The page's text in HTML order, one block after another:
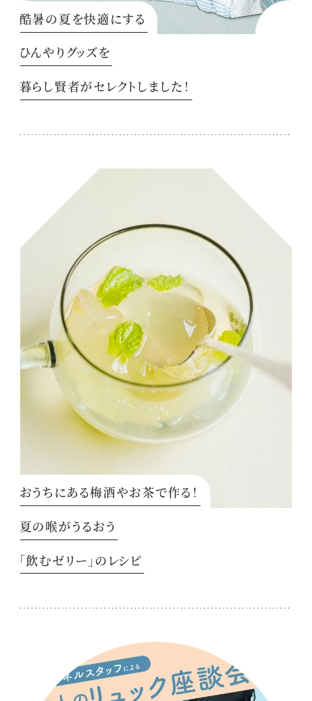
酷暑の夏を快適にする
ひんやりグッズを
暮らし賢者がセレクトしました！
おうちにある梅酒やお茶で作る！
夏の喉がうるおう
「飲むゼリー」のレシピ